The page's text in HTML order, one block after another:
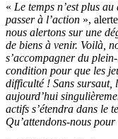
« Le temps n’est plus
passer à l’action »,
nous alertons sur une
de biens à venir. Voilà,
s’accompagner du
condition pour que les
difficulté ! Sans sursaut,
aujourd’hui
actifs s’étendra dans le
Qu’attendons-nous